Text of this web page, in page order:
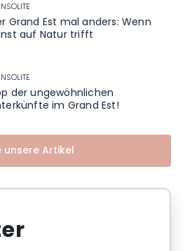
INSOLITE
Grand Est mal anders: Wenn
auf Natur trifft
INSOLITE
der ungewöhnlichen
im Grand Est!
unsere Artikel